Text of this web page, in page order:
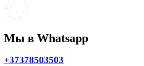
Мы в Whatsapp
+37378503503